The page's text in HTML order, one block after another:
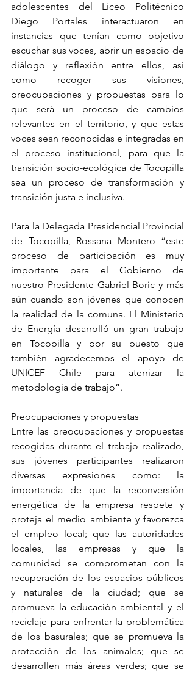
adolescentes del Liceo Politécnico
Diego Portales interactuaron en
instancias que tenían como objetivo
escuchar sus voces, abrir un espacio de
diálogo y reflexión entre ellos, así
como recoger sus visiones,
preocupaciones y propuestas para lo
que será un proceso de cambios
relevantes en el territorio, y que estas
voces sean reconocidas e integradas en
el proceso institucional, para que la
transición socio-ecológica de Tocopilla
sea un proceso de transformación y
transición justa e inclusiva.
Para la Delegada Presidencial Provincial
de Tocopilla, Rossana Montero “este
proceso de participación es muy
importante para el Gobierno de
nuestro Presidente Gabriel Boric y más
aún cuando son jóvenes que conocen
la realidad de la comuna. El Ministerio
de Energía desarrolló un gran trabajo
en Tocopilla y por su puesto que
también agradecemos el apoyo de
UNICEF Chile para aterrizar la
metodología de trabajo”.
Preocupaciones y propuestas
Entre las preocupaciones y propuestas
recogidas durante el trabajo realizado,
sus jóvenes participantes realizaron
diversas expresiones como: la
importancia de que la reconversión
energética de la empresa respete y
proteja el medio ambiente y favorezca
el empleo local; que las autoridades
locales, las empresas y que la
comunidad se comprometan con la
recuperación de los espacios públicos
y naturales de la ciudad; que se
promueva la educación ambiental y el
reciclaje para enfrentar la problemática
de los basurales; que se promueva la
protección de los animales; que se
desarrollen más áreas verdes; que se